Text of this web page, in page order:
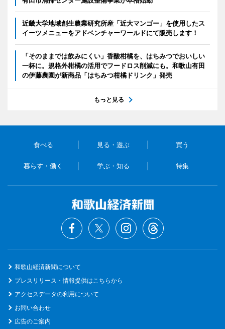
近畿大学地域創生農業研究所産「近大マンゴー」を使用したス
イーツメニューをアドベンチャーワールドにて販売します！
「そのままでは飲みにくい」香酸柑橘を、はちみつでおいしい
一杯に。規格外柑橘の活用でフードロス削減にも。和歌山有田
の伊藤農園が新商品「はちみつ柑橘ドリンク」発売
もっと見る
食べる 見る・遊ぶ 買う
暮らす・働く 学ぶ・知る 特集
和歌山経済新聞について
プレスリリース・情報提供はこちらから
アクセスデータの利用について
お問い合わせ
広告のご案内